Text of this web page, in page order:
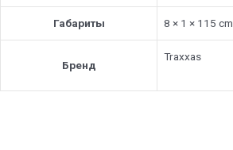
Габариты 8 × 1 × 115 cm
Бренд
Traxxas